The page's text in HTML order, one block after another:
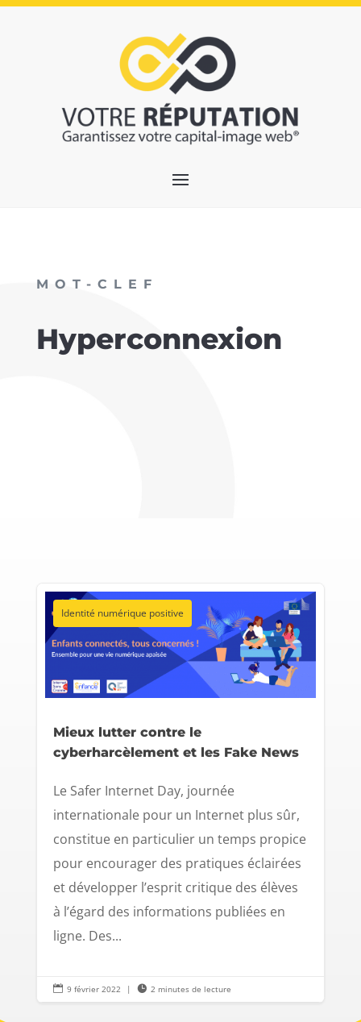
MOT-CLEF
Hyperconnexion
Identité numérique positive
Mieux lutter contre le
cyberharcèlement et les Fake News
Le Safer Internet Day, journée
internationale pour un Internet plus sûr,
constitue en particulier un temps propice
pour encourager des pratiques éclairées
et développer l’esprit critique des élèves
à l’égard des informations publiées en
ligne. Des...
 9 février 2022 |  2 minutes de lecture